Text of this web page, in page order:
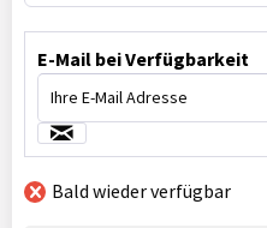
E-Mail bei Verfügbarkeit
Bald wieder verfügbar